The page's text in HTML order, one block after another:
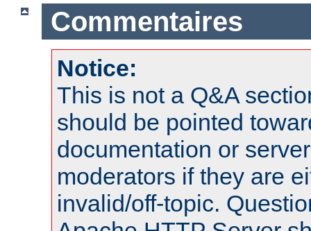
Commentaires
Notice:
This is not a Q&A
should be pointed
documentation or
moderators if they are
invalid/off-topic.